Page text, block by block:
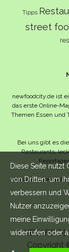
Tipps
street
newfoodcity.de ist
das erste Online-
Themen Essen und
Bei uns gibt es
Restaurants,
Und wahrscheinlich
NEW
Copyright
Diese Seite nutzt
von Dritten, um
verbessern und
Nutzer
meine
widerrufen oder